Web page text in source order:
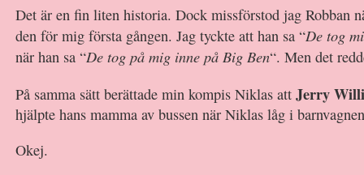
Det är en fin liten historia. Dock missförstod jag Robban
den för mig första gången. Jag tyckte att han sa “De tog
när han sa “De tog på mig inne på Big Ben“. Men det
På samma sätt berättade min kompis Niklas att Jerry
hjälpte hans mamma av bussen när Niklas låg i
Okej.